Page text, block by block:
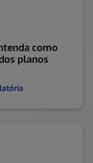
como
planos